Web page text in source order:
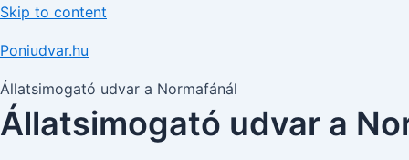
Skip to content
Poniudvar.hu
Állatsimogató udvar a Normafánál
Állatsimogató udvar a